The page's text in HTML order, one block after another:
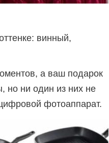
винный,
а ваш подарок
но ни один из них не
фотоаппарат.